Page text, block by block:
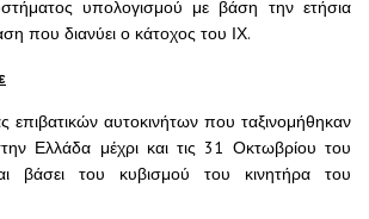
υπολογισμού με βάση την ετήσια
που διανύει ο κάτοχος του ΙΧ.
επιβατικών αυτοκινήτων που ταξινομήθηκαν
Ελλάδα μέχρι και τις 31 Οκτωβρίου του
βάσει του κυβισμού του κινητήρα του